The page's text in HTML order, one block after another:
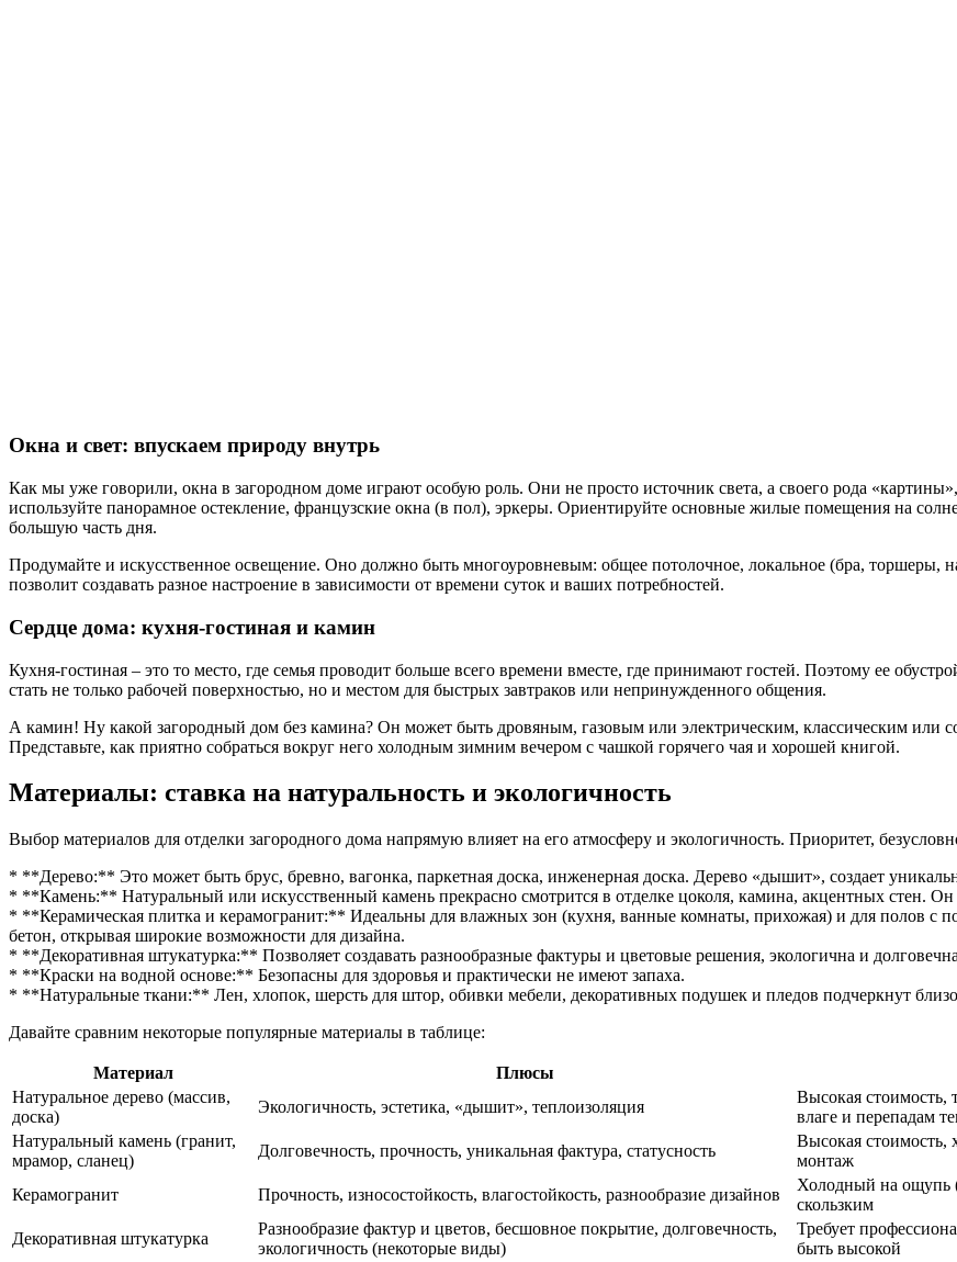
Окна и свет: впускаем природу внутрь
Как мы уже говорили, окна в загородном доме играют особую роль. Они не просто источник света, а своего рода
используйте панорамное остекление, французские окна (в пол), эркеры. Ориентируйте основные жилые помещения на
большую часть дня.
Продумайте и искусственное освещение. Оно должно быть многоуровневым: общее потолочное, локальное (бра, торшеры,
позволит создавать разное настроение в зависимости от времени суток и ваших потребностей.
Сердце дома: кухня-гостиная и камин
Кухня-гостиная – это то место, где семья проводит больше всего времени вместе, где принимают гостей. Поэтому ее
стать не только рабочей поверхностью, но и местом для быстрых завтраков или непринужденного общения.
А камин! Ну какой загородный дом без камина? Он может быть дровяным, газовым или электрическим, классическим или
Представьте, как приятно собраться вокруг него холодным зимним вечером с чашкой горячего чая и хорошей книгой.
Материалы: ставка на натуральность и экологичность
Выбор материалов для отделки загородного дома напрямую влияет на его атмосферу и экологичность. Приоритет,
* **Дерево:** Это может быть брус, бревно, вагонка, паркетная доска, инженерная доска. Дерево «дышит», создает
* **Камень:** Натуральный или искусственный камень прекрасно смотрится в отделке цоколя, камина, акцентных стен. Он
* **Керамическая плитка и керамогранит:** Идеальны для влажных зон (кухня, ванные комнаты, прихожая) и для полов с
бетон, открывая широкие возможности для дизайна.
* **Декоративная штукатурка:** Позволяет создавать разнообразные фактуры и цветовые решения, экологична и
* **Краски на водной основе:** Безопасны для здоровья и практически не имеют запаха.
* **Натуральные ткани:** Лен, хлопок, шерсть для штор, обивки мебели, декоративных подушек и пледов подчеркнут
Давайте сравним некоторые популярные материалы в таблице:
Материал Плюсы
Натуральное дерево (массив,
доска)
Экологичность, эстетика, «дышит», теплоизоляция
Высокая стоимость,
влаге и перепадам
Натуральный камень (гранит,
мрамор, сланец)
Долговечность, прочность, уникальная фактура, статусность
Высокая
монтаж
Керамогранит
Прочность, износостойкость, влагостойкость, разнообразие дизайнов
Холодный на ощупь
скользким
Декоративная штукатурка
Разнообразие фактур и цветов, бесшовное покрытие, долговечность,
экологичность (некоторые виды)
Требует
быть высокой